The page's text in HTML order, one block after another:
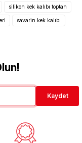
silikon kek kalıbı toptan
savarin kek kalıbı
Kaydet